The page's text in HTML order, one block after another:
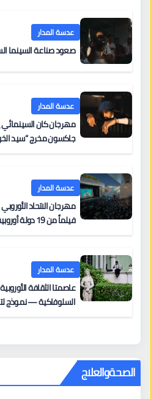
عدسة المدار
صعود صناعة السينما
عدسة المدار
جاكسون مخرج “سيد
عدسة المدار
فيلماً من 19 دولة أوروبية بالدخول المجاني
عدسة المدار
السلوفاكية — نموذج
الصحةوالعلاج